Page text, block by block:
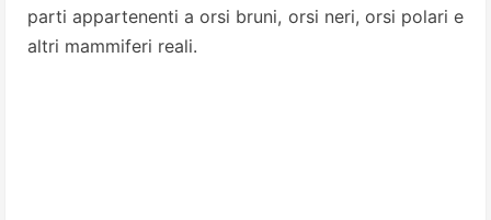
parti appartenenti a orsi bruni, orsi neri, orsi polari e
altri mammiferi reali.